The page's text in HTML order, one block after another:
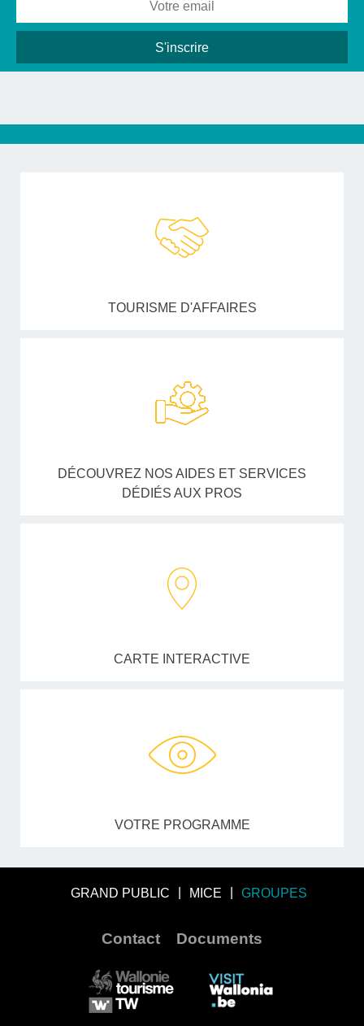
TOURISME D'AFFAIRES
DÉCOUVREZ NOS AIDES ET SERVICES
DÉDIÉS AUX PROS
CARTE INTERACTIVE
VOTRE PROGRAMME
GRAND PUBLIC MICE GROUPES
Contact Documents